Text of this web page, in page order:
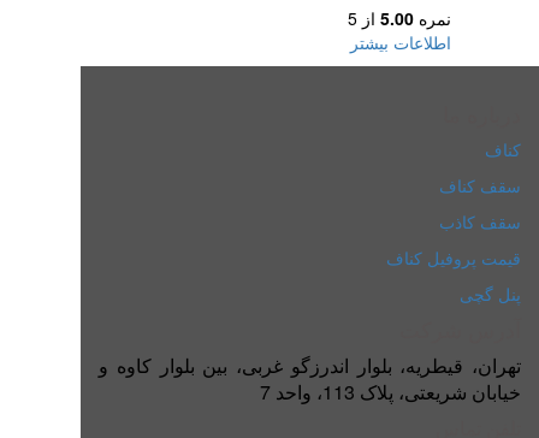
نمره 5.00 از 5
اطلاعات بیشتر
کناف
سقف کناف
سقف کاذب
قیمت پروفیل کناف
پنل گچی
تهران، قیطریه، بلوار اندرزگو غربی، بین بلوار کاوه و
خیابان شریعتی، پلاک 113، واحد 7